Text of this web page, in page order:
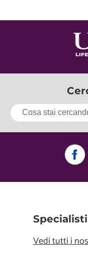
Specialisti
Vedi tutti i